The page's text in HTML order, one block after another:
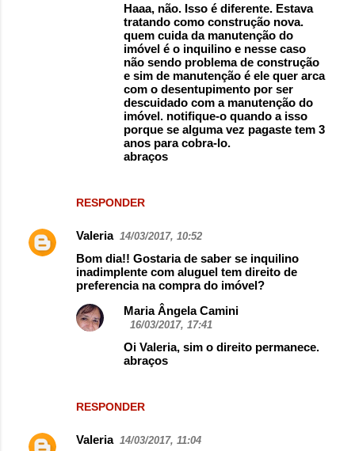
RESPONDER
Haaa, não. Isso é diferente. Estava
tratando como construção nova.
quem cuida da manutenção do
imóvel é o inquilino e nesse caso
não sendo problema de construção
e sim de manutenção é ele quer arca
com o desentupimento por ser
descuidado com a manutenção do
imóvel. notifique-o quando a isso
porque se alguma vez pagaste tem 3
anos para cobra-lo.
abraços
Valeria 14/03/2017, 10:52
Bom dia!! Gostaria de saber se inquilino
inadimplente com aluguel tem direito de
preferencia na compra do imóvel?
RESPONDER
Maria Ângela Camini
16/03/2017, 17:41
Oi Valeria, sim o direito permanece.
abraços
Valeria 14/03/2017, 11:04